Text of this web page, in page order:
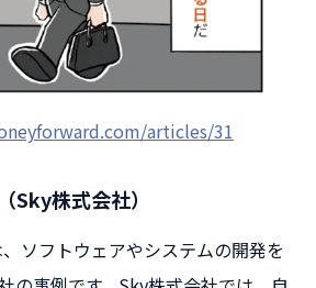
articles/31
Sky株式会社）
ソフトウェアやシステムの開発を